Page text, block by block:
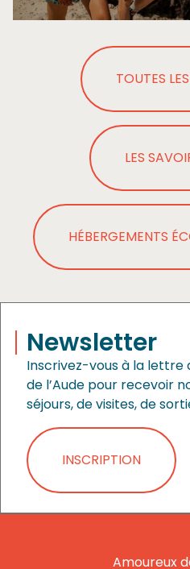
TOUTES
LES
HÉBERGEMENTS
Newsletter
Inscrivez-vous à la lettre
de l’Aude pour recevoir
séjours, de visites, de
INSCRIPTION
Amoureux